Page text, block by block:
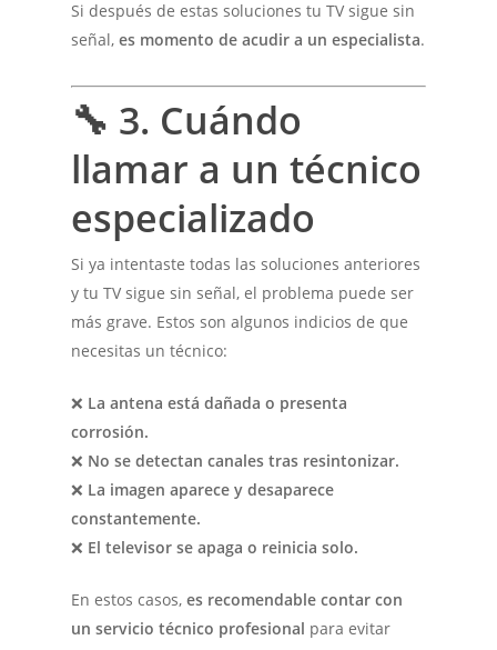
Si después de estas soluciones tu TV sigue sin
señal,es momento de acudir a un especialista.
🔧 3. Cuándo
llamar a un técnico
especializado
Si ya intentaste todas las soluciones anteriores
y tu TV sigue sin señal, el problema puede ser
más grave. Estos son algunos indicios de que
necesitas un técnico:
❌ La antena está dañada o presenta
corrosión.
❌ No se detectan canales tras resintonizar.
❌ La imagen aparece y desaparece
constantemente.
❌ El televisor se apaga o reinicia solo.
En estos casos,es recomendable contar con
un servicio técnico profesional para evitar